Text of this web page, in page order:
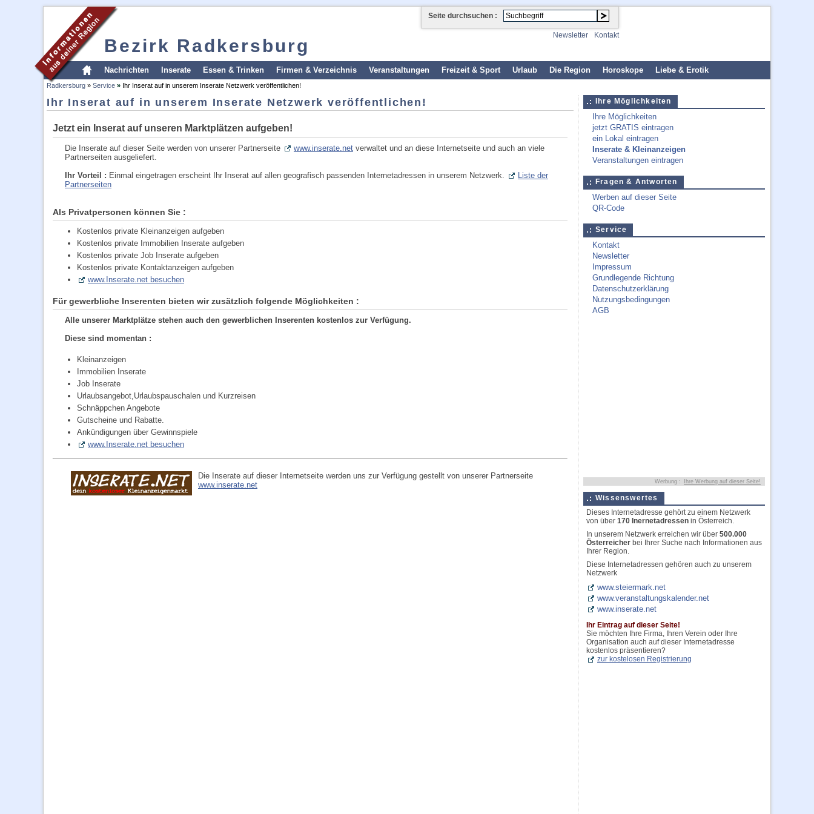
Bezirk Radkersburg
Seite durchsuchen :
Newsletter Kontakt
Nachrichten Inserate Essen & Trinken Firmen & Verzeichnis Veranstaltungen Freizeit & Sport Urlaub Die Region Horoskope Liebe & Erotik
Radkersburg » Service » Ihr Inserat auf in unserem Inserate Netzwerk veröffentlichen!
Ihr Inserat auf in unserem Inserate Netzwerk veröffentlichen!
Jetzt ein Inserat auf unseren Marktplätzen aufgeben!
Die Inserate auf dieser Seite werden von unserer Partnerseite www.inserate.net verwaltet und an diese Internetseite und auch an viele
Partnerseiten ausgeliefert.
Ihr Vorteil : Einmal eingetragen erscheint Ihr Inserat auf allen geografisch passenden Internetadressen in unserem Netzwerk.
Liste der
Partnerseiten
Als Privatpersonen können Sie :
Kostenlos private Kleinanzeigen aufgeben
Kostenlos private Immobilien Inserate aufgeben
Kostenlos private Job Inserate aufgeben
Kostenlos private Kontaktanzeigen aufgeben
www.Inserate.net besuchen
Für gewerbliche Inserenten bieten wir zusätzlich folgende Möglichkeiten :
Alle unserer Marktplätze stehen auch den gewerblichen Inserenten kostenlos zur Verfügung.
Diese sind momentan :
Kleinanzeigen
Immobilien Inserate
Job Inserate
Urlaubsangebot,Urlaubspauschalen und Kurzreisen
Schnäppchen Angebote
Gutscheine und Rabatte.
Ankündigungen über Gewinnspiele
www.Inserate.net besuchen
Die Inserate auf dieser Internetseite werden uns zur Verfügung gestellt von unserer Partnerseite
www.inserate.net
Ihre Möglichkeiten
Ihre Möglichkeiten
jetzt GRATIS eintragen
ein Lokal eintragen
Inserate & Kleinanzeigen
Veranstaltungen eintragen
Fragen & Antworten
Werben auf dieser Seite
QR-Code
Service
Kontakt
Newsletter
Impressum
Grundlegende Richtung
Datenschutzerklärung
Nutzungsbedingungen
AGB
Werbung : Ihre Werbung auf dieser Seite!
Wissenswertes
Dieses Internetadresse gehört zu einem Netzwerk
von über 170 Inernetadressen in Österreich.
In unserem Netzwerk erreichen wir über 500.000
Österreicher bei Ihrer Suche nach Informationen aus
Ihrer Region.
Diese Internetadressen gehören auch zu unserem
Netzwerk
www.steiermark.net
www.veranstaltungskalender.net
www.inserate.net
Ihr Eintrag auf dieser Seite!
Sie möchten Ihre Firma, Ihren Verein oder Ihre
Organisation auch auf dieser Internetadresse
kostenlos präsentieren?
zur kostelosen Registrierung